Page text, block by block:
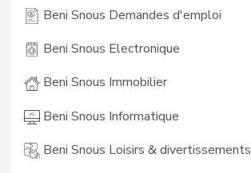
Beni Snous Demandes d'emploi
Beni Snous Electronique
Beni Snous Immobilier
Beni Snous Informatique
Beni Snous Loisirs & divertissements